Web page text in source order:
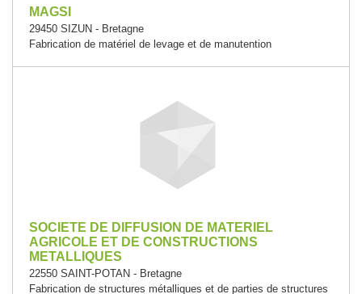
MAGSI
29450 SIZUN - Bretagne
Fabrication de matériel de levage et de manutention
SOCIETE DE DIFFUSION DE MATERIEL
AGRICOLE ET DE CONSTRUCTIONS
METALLIQUES
22550 SAINT-POTAN - Bretagne
Fabrication de structures métalliques et de parties de structures